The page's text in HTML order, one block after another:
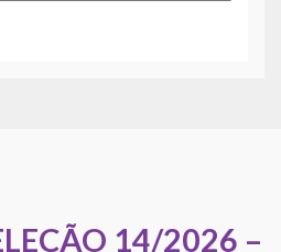
14/2026 –